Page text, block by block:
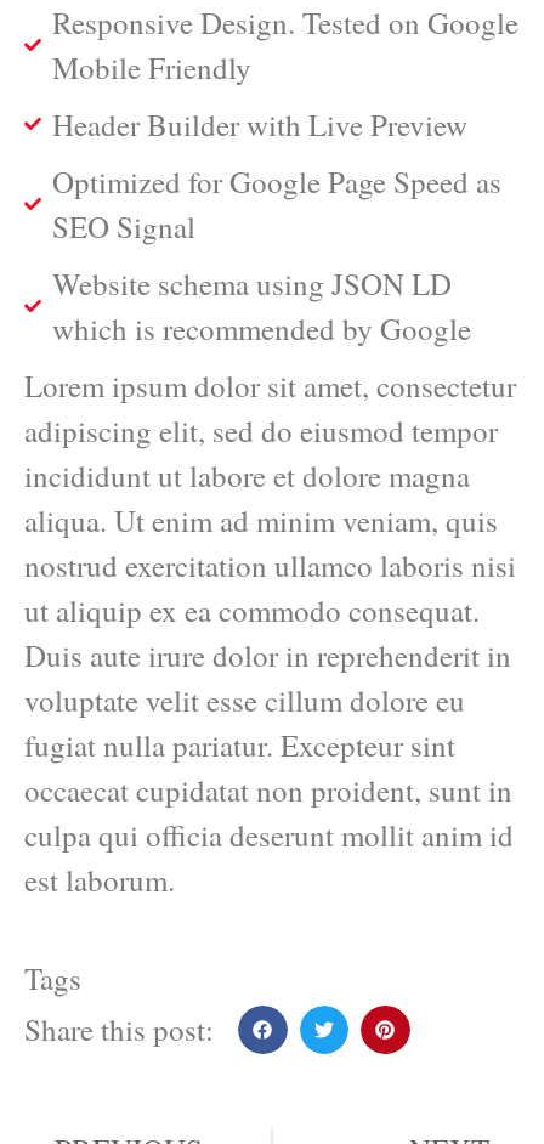
Responsive Design. Tested on Google
Mobile Friendly
Header Builder with Live Preview
Optimized for Google Page Speed as
SEO Signal
Website schema using JSON LD
which is recommended by Google
Lorem ipsum dolor sit amet, consectetur
adipiscing elit, sed do eiusmod tempor
incididunt ut labore et dolore magna
aliqua. Ut enim ad minim veniam, quis
nostrud exercitation ullamco laboris nisi
ut aliquip ex ea commodo consequat.
Duis aute irure dolor in reprehenderit in
voluptate velit esse cillum dolore eu
fugiat nulla pariatur. Excepteur sint
occaecat cupidatat non proident, sunt in
culpa qui officia deserunt mollit anim id
est laborum.
Tags
Share this post: